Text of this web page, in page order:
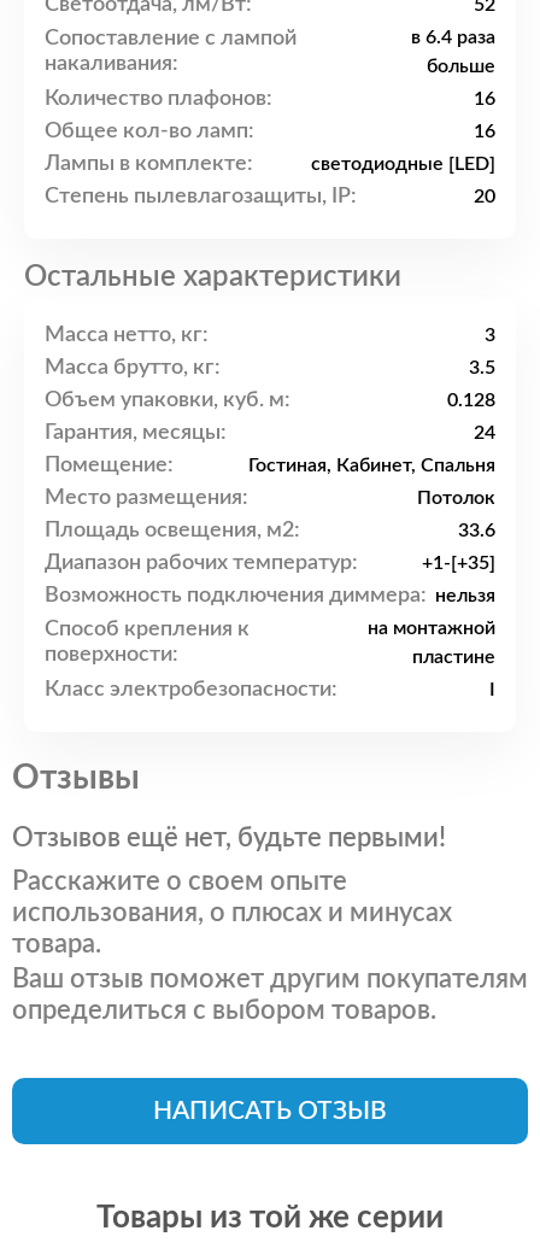
Светоотдача, лм/Вт: 52
Сопоставление с лампой
накаливания:
в 6.4 раза
больше
Количество плафонов: 16
Общее кол-во ламп: 16
Лампы в комплекте: светодиодные [LED]
Степень пылевлагозащиты, IP: 20
Остальные характеристики
Масса нетто, кг: 3
Масса брутто, кг: 3.5
Объем упаковки, куб. м: 0.128
Гарантия, месяцы: 24
Помещение: Гостиная, Кабинет, Спальня
Место размещения: Потолок
Площадь освещения, м2: 33.6
Диапазон рабочих температур: +1-[+35]
Возможность подключения диммера: нельзя
Способ крепления к
поверхности:
на монтажной
пластине
Класс электробезопасности:
Отзывы
Отзывов ещё нет, будьте первыми!
Расскажите о своем опыте
использования, о плюсах и минусах
товара.
Ваш отзыв поможет другим покупателям
определиться с выбором товаров.
НАПИСАТЬ ОТЗЫВ
Товары из той же серии